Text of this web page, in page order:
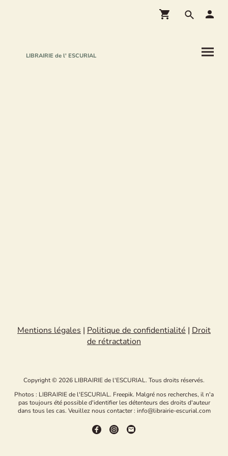
LIBRAIRIE de l' ESCURIAL
Mentions légales | Politique de confidentialité | Droit
de rétractation
Copyright © 2026 LIBRAIRIE de l'ESCURIAL. Tous droits réservés.
Photos : LIBRAIRIE de l'ESCURIAL. Freepik. Malgré nos recherches, il n'a
pas toujours été possible d'identifier les détenteurs des droits d'auteur
dans tous les cas. Veuillez nous contacter : info@librairie-escurial.com